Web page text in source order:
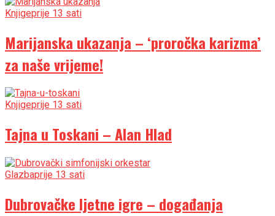
Knjigeprije 13 sati
Marijanska ukazanja – ‘proročka karizma’
za naše vrijeme!
Knjigeprije 13 sati
Tajna u Toskani – Alan Hlad
Glazbaprije 13 sati
Dubrovačke ljetne igre – događanja